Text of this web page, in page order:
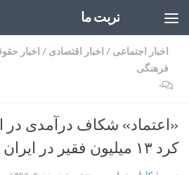
تربت ما
اخبار اجتماعی / اخبار اقتصادی / اخبار
فرهنگی
۰
«اعتماد» شکاف درآمدی در
کرد ۱۳ میلیون فقیر در ایران